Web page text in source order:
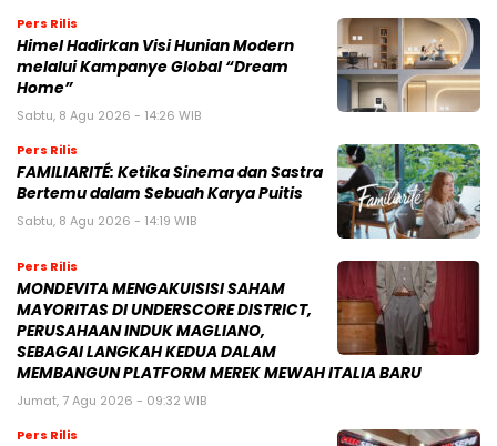
Pers Rilis
Himel Hadirkan Visi Hunian Modern
melalui Kampanye Global “Dream
Home”
Sabtu, 8 Agu 2026 - 14:26 WIB
Pers Rilis
FAMILIARITÉ: Ketika Sinema dan Sastra
Bertemu dalam Sebuah Karya Puitis
Sabtu, 8 Agu 2026 - 14:19 WIB
Pers Rilis
MONDEVITA MENGAKUISISI SAHAM
MAYORITAS DI UNDERSCORE DISTRICT,
PERUSAHAAN INDUK MAGLIANO,
SEBAGAI LANGKAH KEDUA DALAM
MEMBANGUN PLATFORM MEREK MEWAH ITALIA BARU
Jumat, 7 Agu 2026 - 09:32 WIB
Pers Rilis